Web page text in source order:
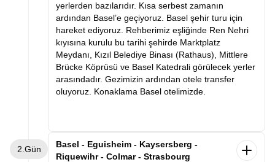
yerlerden bazılarıdır. Kısa serbest zamanın
ardından Basel’e geçiyoruz. Basel şehir turu için
hareket ediyoruz. Rehberimiz eşliğinde Ren Nehri
kıyısına kurulu bu tarihi şehirde Marktplatz
Meydanı, Kızıl Belediye Binası (Rathaus), Mittlere
Brücke Köprüsü ve Basel Katedrali görülecek yerler
arasındadır. Gezimizin ardından otele transfer
oluyoruz. Konaklama Basel otelimizde.
2.Gün
Basel - Eguisheim - Kaysersberg -
Riquewihr - Colmar - Strasbourg